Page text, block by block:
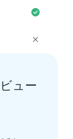
ュー